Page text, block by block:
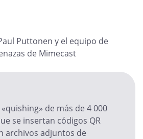
Puttonen y el equipo de
de Mimecast
de más de 4 000
se insertan códigos QR
archivos adjuntos de